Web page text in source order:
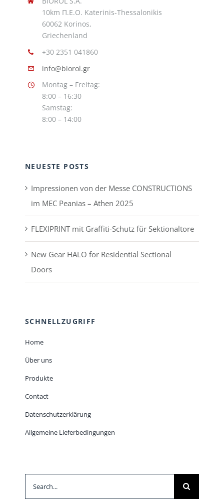
10km Π.Ε.Ο. Katerinis-Thessalonikis
60062 Korinos,
Griechenland
+30 2351 041860
info@biorol.gr
Montag – Freitag:
8:00 – 16:30
Samstag:
8:00 – 14:00
NEUESTE POSTS
Impressionen von der Messe CONSTRUCTIONS
im MEC Peanias – Athen 2025
FLEXIPRINT mit Graffiti-Schutz für Sektionaltore
New Gear HALO for Residential Sectional
Doors
SCHNELLZUGRIFF
Home
Über uns
Produkte
Contact
Datenschutzerklärung
Allgemeine Lieferbedingungen
nach: